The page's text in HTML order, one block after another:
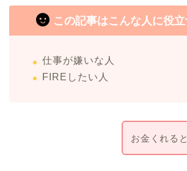
この記事はこんな人に役立
仕事が嫌いな人
FIREしたい人
お金くれる